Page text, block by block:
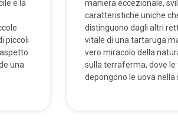
e la
piccoli
una
maniera eccezionale,
caratteristiche uniche
distinguono dagli altri
vitale di una tartaruga
vero miracolo della
sulla terraferma, dove
depongono le uova nella